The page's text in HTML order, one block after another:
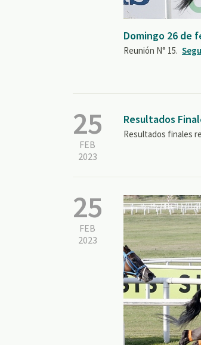
Domingo 26 de
Reunión N° 15.
25
FEB
2023
Resultados
Resultados finales
25
FEB
2023